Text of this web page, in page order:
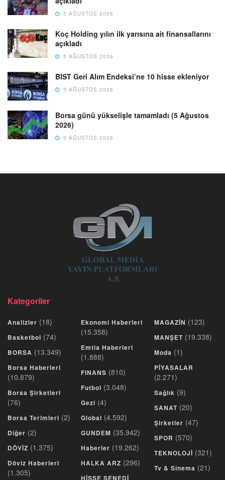
5 AĞUSTOS 2026
Koç Holding yılın ilk yarısına ait finansallarını
açıkladı
5 AĞUSTOS 2026
BIST Geri Alım Endeksi’ne 10 hisse ekleniyor
5 AĞUSTOS 2026
Borsa günü yükselişle tamamladı (5 Ağustos
2026)
5 AĞUSTOS 2026
Kategoriler
Analizler (18)
Basketbol (74)
BORSA (13.349)
Borsa Haberleri
(10.879)
Borsa Şirketleri
(76)
Borsa Terimleri (2)
Diğer (2)
DÖVİZ (1.375)
Döviz Haberleri
(1.305)
Ekonomi Haberleri
(15.358)
Emtia Haberleri
(1.888)
FINANS (810)
Futbol (3.048)
Gezi (4)
Global (4.592)
GUNDEM (35.942)
Haberler (19.262)
HALKA ARZ (296)
HİSSE SENEDİ
MAGAZİN (123)
MANŞET (19.338)
Moda (1)
PİYASALAR
(2.271)
Sağlık (9)
SANAT (20)
Şirketler (47)
SPOR (570)
TEKNOLOJİ (321)
Tv & Sinema (21)